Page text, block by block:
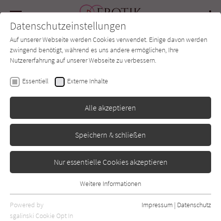
SUCHE Forum Charts Newsletter
Katie Ashley
The Irish Rogues Mafia
Family Teil 3: Fix You
Erschienen: August 2025 0
Datenschutzeinstellungen
Auf unserer Webseite werden Cookies verwendet. Einige davon werden
zwingend benötigt, während es uns andere ermöglichen, Ihre
Nutzererfahrung auf unserer Webseite zu verbessern.
Essentiell Externe Inhalte
Alle akzeptieren
Speichern & schließen
Nur essentielle Cookies akzeptieren
Essentielle Cookies werden für grundlegende Funktionen der
Webseite benötigt. Dadurch ist gewährleistet, dass die Webseite
Weitere Informationen
Powered by
sgalinski Cookie Opt In
Impressum | Datenschutz